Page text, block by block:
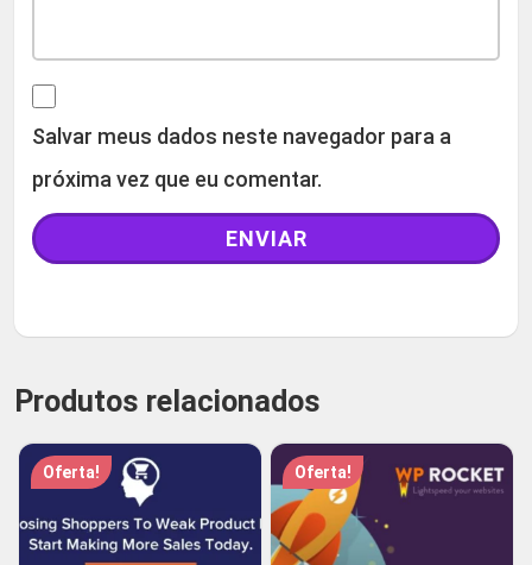
Salvar meus dados neste navegador para a
próxima vez que eu comentar.
Produtos relacionados
Oferta! Oferta!